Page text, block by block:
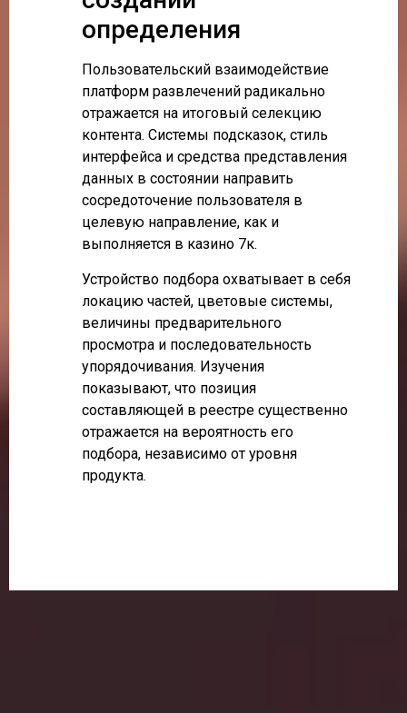
определения
Пользовательский взаимодействие
платформ развлечений радикально
отражается на итоговый селекцию
контента. Системы подсказок, стиль
интерфейса и средства представления
данных в состоянии направить
сосредоточение пользователя в
целевую направление, как и
выполняется в казино 7к.
Устройство подбора охватывает в себя
локацию частей, цветовые системы,
величины предварительного
просмотра и последовательность
упорядочивания. Изучения
показывают, что позиция
составляющей в реестре существенно
отражается на вероятность его
подбора, независимо от уровня
продукта.